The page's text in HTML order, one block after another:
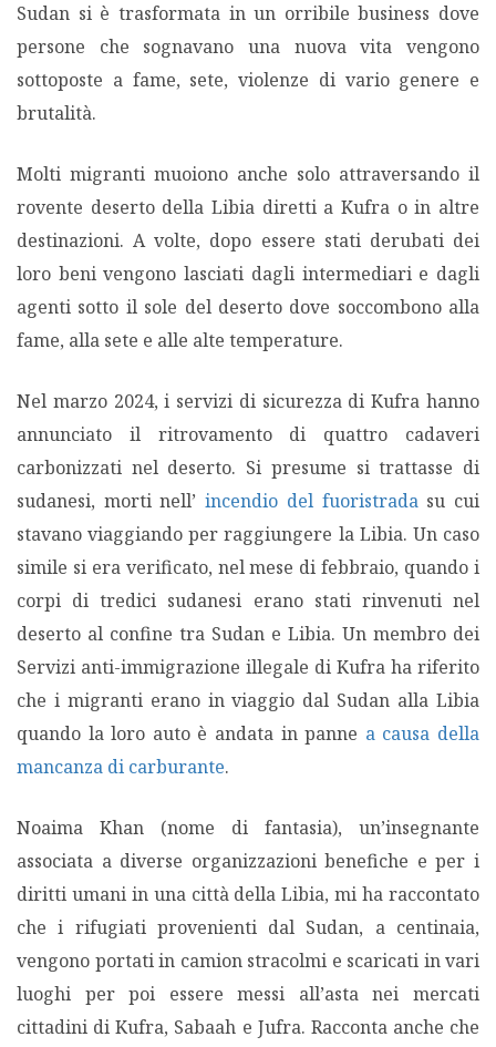
Sudan si è trasformata in un orribile business dove
persone che sognavano una nuova vita vengono
sottoposte a fame, sete, violenze di vario genere e
brutalità.
Molti migranti muoiono anche solo attraversando il
rovente deserto della Libia diretti a Kufra o in altre
destinazioni. A volte, dopo essere stati derubati dei
loro beni vengono lasciati dagli intermediari e dagli
agenti sotto il sole del deserto dove soccombono alla
fame, alla sete e alle alte temperature.
Nel marzo 2024, i servizi di sicurezza di Kufra hanno
annunciato il ritrovamento di quattro cadaveri
carbonizzati nel deserto. Si presume si trattasse di
sudanesi, morti nell’incendio del fuoristradasu cui
stavano viaggiando per raggiungere la Libia. Un caso
simile si era verificato, nel mese di febbraio, quando i
corpi di tredici sudanesi erano stati rinvenuti nel
deserto al confine tra Sudan e Libia. Un membro dei
Servizi anti-immigrazione illegale di Kufra ha riferito
che i migranti erano in viaggio dal Sudan alla Libia
quando la loro auto è andata in panne a causa della
mancanza di carburante.
Noaima Khan (nome di fantasia), un’insegnante
associata a diverse organizzazioni benefiche e per i
diritti umani in una città della Libia, mi ha raccontato
che i rifugiati provenienti dal Sudan, a centinaia,
vengono portati in camion stracolmi e scaricati in vari
luoghi per poi essere messi all’asta nei mercati
cittadini di Kufra, Sabaah e Jufra. Racconta anche che